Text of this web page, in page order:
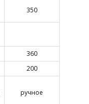
350
360
200
ручное